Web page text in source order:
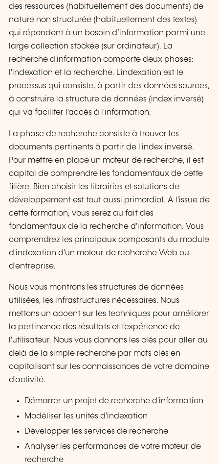
des ressources (habituellement des documents) de
nature non structurée (habituellement des textes)
qui répondent à un besoin d’information parmi une
large collection stockée (sur ordinateur). La
recherche d'information comporte deux phases:
l'indexation et la recherche. L'indexation est le
processus qui consiste, à partir des données sources,
à construire la structure de données (index inversé)
qui va faciliter l'accès à l'information.
La phase de recherche consiste à trouver les
documents pertinents à partir de l'index inversé.
Pour mettre en place un moteur de recherche, il est
capital de comprendre les fondamentaux de cette
filière. Bien choisir les librairies et solutions de
développement est tout aussi primordial. A l'issue de
cette formation, vous serez au fait des
fondamentaux de la recherche d'information. Vous
comprendrez les principaux composants du module
d'indexation d'un moteur de recherche Web ou
d'entreprise.
Nous vous montrons les structures de données
utilisées, les infrastructures nécessaires. Nous
mettons un accent sur les techniques pour améliorer
la pertinence des résultats et l'expérience de
l'utilisateur. Nous vous donnons les clés pour aller au
delà de la simple recherche par mots clés en
capitalisant sur les connaissances de votre domaine
d'activité.
Démarrer un projet de recherche d'information
Modéliser les unités d'indexation
Développer les services de recherche
Analyser les performances de votre moteur de
recherche